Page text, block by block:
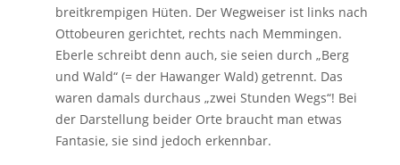
breitkrempigen Hüten. Der Wegweiser ist links nach
Ottobeuren gerichtet, rechts nach Memmingen.
Eberle schreibt denn auch, sie seien durch „Berg
und Wald“ (= der Hawanger Wald) getrennt. Das
waren damals durchaus „zwei Stunden Wegs“! Bei
der Darstellung beider Orte braucht man etwas
Fantasie, sie sind jedoch erkennbar.